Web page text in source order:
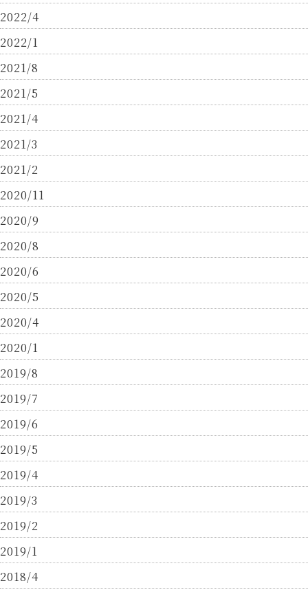
2022/4
2022/1
2021/8
2021/5
2021/4
2021/3
2021/2
2020/11
2020/9
2020/8
2020/6
2020/5
2020/4
2020/1
2019/8
2019/7
2019/6
2019/5
2019/4
2019/3
2019/2
2019/1
2018/4